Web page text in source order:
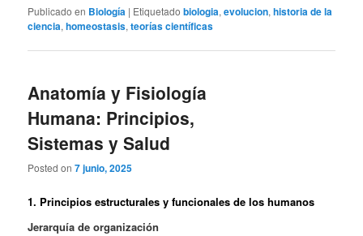
Publicado en Biología | Etiquetado biologia,evolucion,historia de la
ciencia,homeostasis,teorías científicas
Anatomía y Fisiología
Humana: Principios,
Sistemas y Salud
Posted on7 junio, 2025
1. Principios estructurales y funcionales de los humanos
Jerarquía de organización